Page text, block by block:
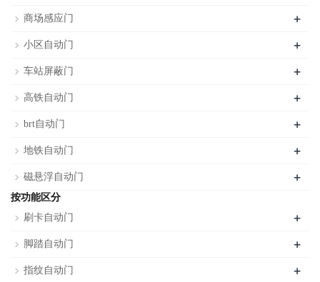
商场感应门 +
小区自动门 +
车站屏蔽门 +
高铁自动门 +
brt自动门 +
地铁自动门 +
磁悬浮自动门 +
按功能区分
刷卡自动门
+
脚踏自动门 +
指纹自动门 +